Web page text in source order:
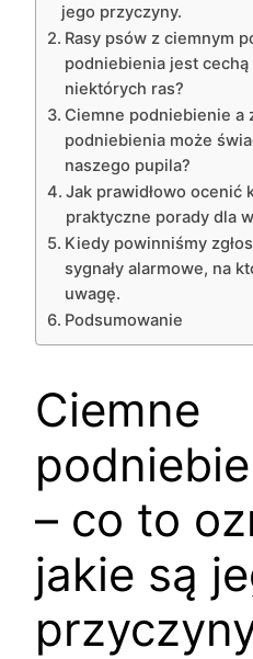
jego przyczyny.
Rasy psów z ciemnym
podniebienia jest
niektórych ras?
Ciemne podniebienie a
podniebienia może
naszego pupila?
Jak prawidłowo ocenić
praktyczne porady dla
Kiedy powinniśmy
sygnały alarmowe, na
uwagę.
Podsumowanie
Ciemne
– co to
jakie są